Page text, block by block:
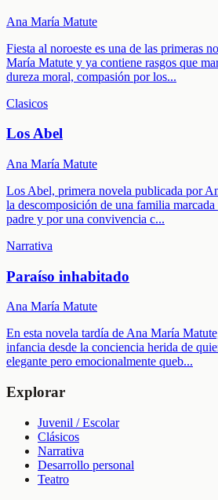
Ana María Matute
Fiesta al noroeste es una de las primeras
María Matute y ya contiene rasgos que
dureza moral, compasión por los...
Clasicos
Los Abel
Ana María Matute
Los Abel, primera novela publicada por
la descomposición de una familia
padre y por una convivencia c...
Narrativa
Paraíso inhabitado
Ana María Matute
En esta novela tardía de Ana María
infancia desde la conciencia herida de
elegante pero emocionalmente queb...
Explorar
Juvenil / Escolar
Clásicos
Narrativa
Desarrollo personal
Teatro